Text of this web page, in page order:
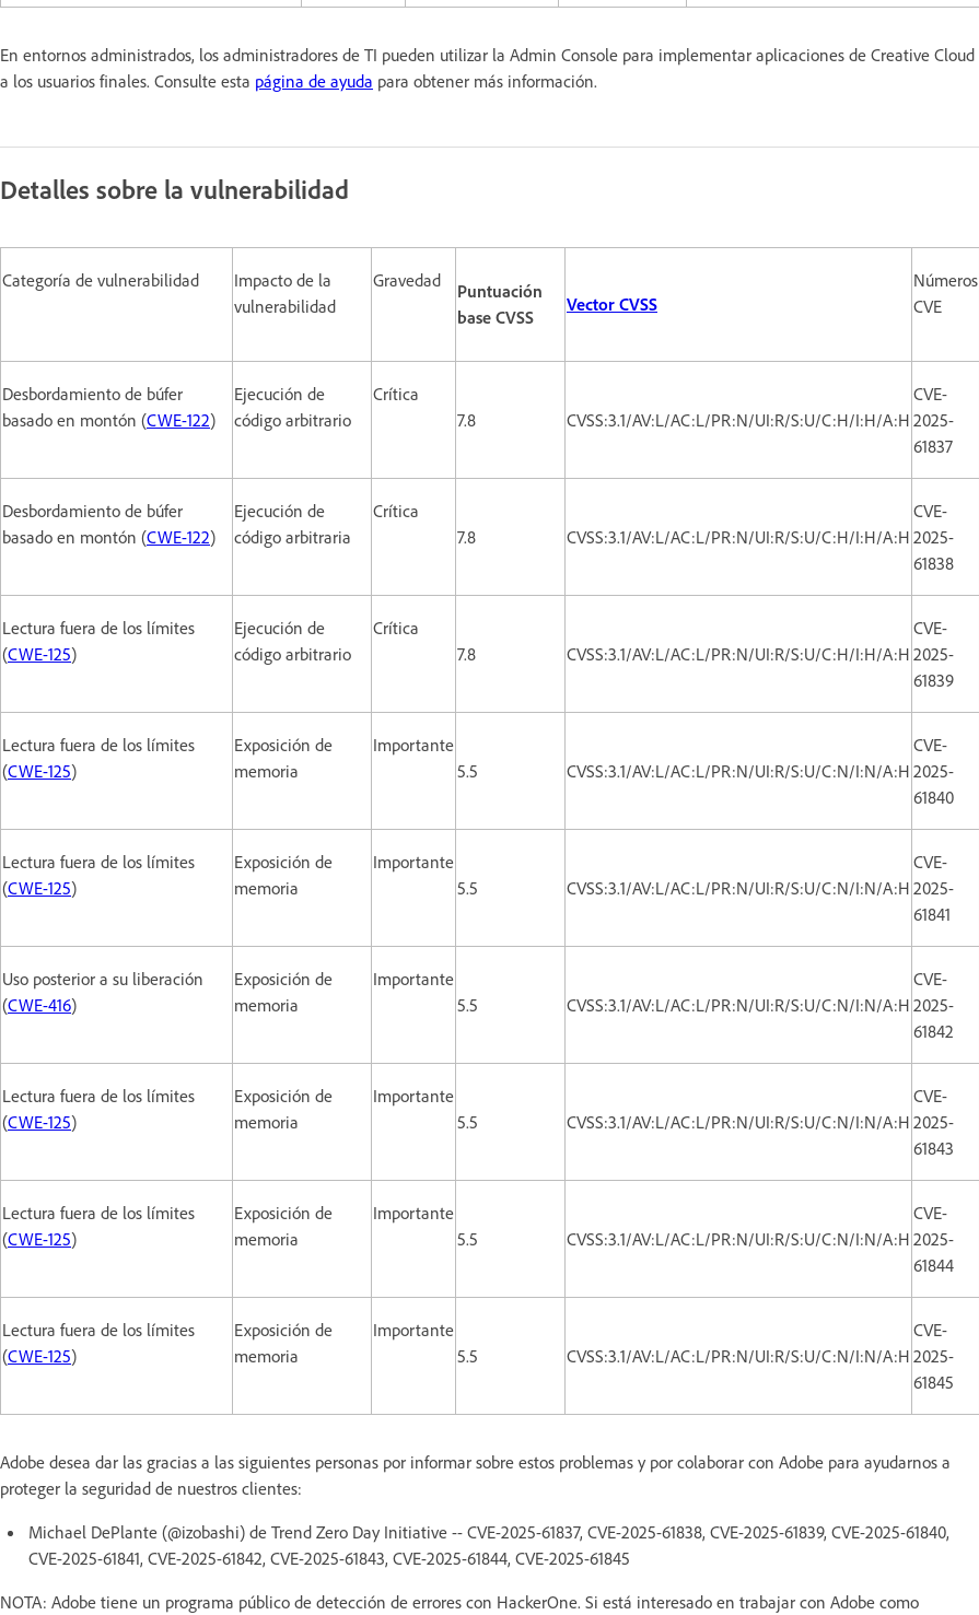
En entornos administrados, los administradores de TI pueden utilizar la Admin Console para implementar aplicaciones de Creative Cloud
a los usuarios finales. Consulte esta página de ayuda para obtener más información.
Detalles sobre la vulnerabilidad
Categoría de vulnerabilidad
Impacto de la
vulnerabilidad
Gravedad
Puntuación
base CVSS
Vector CVSS
Números
CVE
Desbordamiento de búfer
basado en montón (CWE-122)
Ejecución de
código arbitrario
Crítica
7.8
CVSS:3.1/AV:L/AC:L/PR:N/UI:R/S:U/C:H/I:H/A:H
CVE-
2025-
61837
Desbordamiento de búfer
basado en montón (CWE-122)
Ejecución de
código arbitraria
Crítica
7.8
CVSS:3.1/AV:L/AC:L/PR:N/UI:R/S:U/C:H/I:H/A:H
CVE-
2025-
61838
Lectura fuera de los límites
(CWE-125)
Ejecución de
código arbitrario
Crítica
7.8
CVSS:3.1/AV:L/AC:L/PR:N/UI:R/S:U/C:H/I:H/A:H
CVE-
2025-
61839
Lectura fuera de los límites
(CWE-125)
Exposición de
memoria
Importante
5.5
CVSS:3.1/AV:L/AC:L/PR:N/UI:R/S:U/C:N/I:N/A:H
CVE-
2025-
61840
Lectura fuera de los límites
(CWE-125)
Exposición de
memoria
Importante
5.5
CVSS:3.1/AV:L/AC:L/PR:N/UI:R/S:U/C:N/I:N/A:H
CVE-
2025-
61841
Uso posterior a su liberación
(CWE-416)
Exposición de
memoria
Importante
5.5
CVSS:3.1/AV:L/AC:L/PR:N/UI:R/S:U/C:N/I:N/A:H
CVE-
2025-
61842
Lectura fuera de los límites
(CWE-125)
Exposición de
memoria
Importante
5.5
CVSS:3.1/AV:L/AC:L/PR:N/UI:R/S:U/C:N/I:N/A:H
CVE-
2025-
61843
Lectura fuera de los límites
(CWE-125)
Exposición de
memoria
Importante
5.5
CVSS:3.1/AV:L/AC:L/PR:N/UI:R/S:U/C:N/I:N/A:H
CVE-
2025-
61844
Lectura fuera de los límites
(CWE-125)
Exposición de
memoria
Importante
5.5
CVSS:3.1/AV:L/AC:L/PR:N/UI:R/S:U/C:N/I:N/A:H
CVE-
2025-
61845
Adobe desea dar las gracias a las siguientes personas por informar sobre estos problemas y por colaborar con Adobe para ayudarnos a
proteger la seguridad de nuestros clientes:
Michael DePlante (@izobashi) de Trend Zero Day Initiative -- CVE-2025-61837, CVE-2025-61838, CVE-2025-61839, CVE-2025-61840,
CVE-2025-61841, CVE-2025-61842, CVE-2025-61843, CVE-2025-61844, CVE-2025-61845
NOTA: Adobe tiene un programa público de detección de errores con HackerOne. Si está interesado en trabajar con Adobe como